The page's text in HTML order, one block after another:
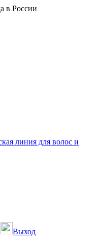
в России
Выход